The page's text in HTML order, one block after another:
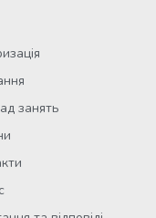
занять